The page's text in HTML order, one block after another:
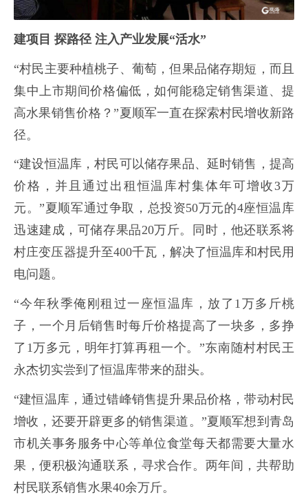
建项目 探路径 注入产业发展“活水”
“村民主要种植桃子、葡萄，但果品储存期短，而且
集中上市期间价格偏低，如何能稳定销售渠道、提
高水果销售价格？”夏顺军一直在探索村民增收新路
径。
“建设恒温库，村民可以储存果品、延时销售，提高
价格，并且通过出租恒温库村集体年可增收3万
元。”夏顺军通过争取，总投资50万元的4座恒温库
迅速建成，可储存果品20万斤。同时，他还联系将
村庄变压器提升至400千瓦，解决了恒温库和村民用
电问题。
“今年秋季俺刚租过一座恒温库，放了1万多斤桃
子，一个月后销售时每斤价格提高了一块多，多挣
了1万多元，明年打算再租一个。”东南随村村民王
永杰切实尝到了恒温库带来的甜头。
“建恒温库，通过错峰销售提升果品价格，带动村民
增收，还要开辟更多的销售渠道。”夏顺军想到青岛
市机关事务服务中心等单位食堂每天都需要大量水
果，便积极沟通联系，寻求合作。两年间，共帮助
村民联系销售水果40余万斤。